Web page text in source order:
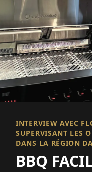
INTERVIEW AVEC
SUPERVISANT LES
DANS LA RÉGION
BBQ